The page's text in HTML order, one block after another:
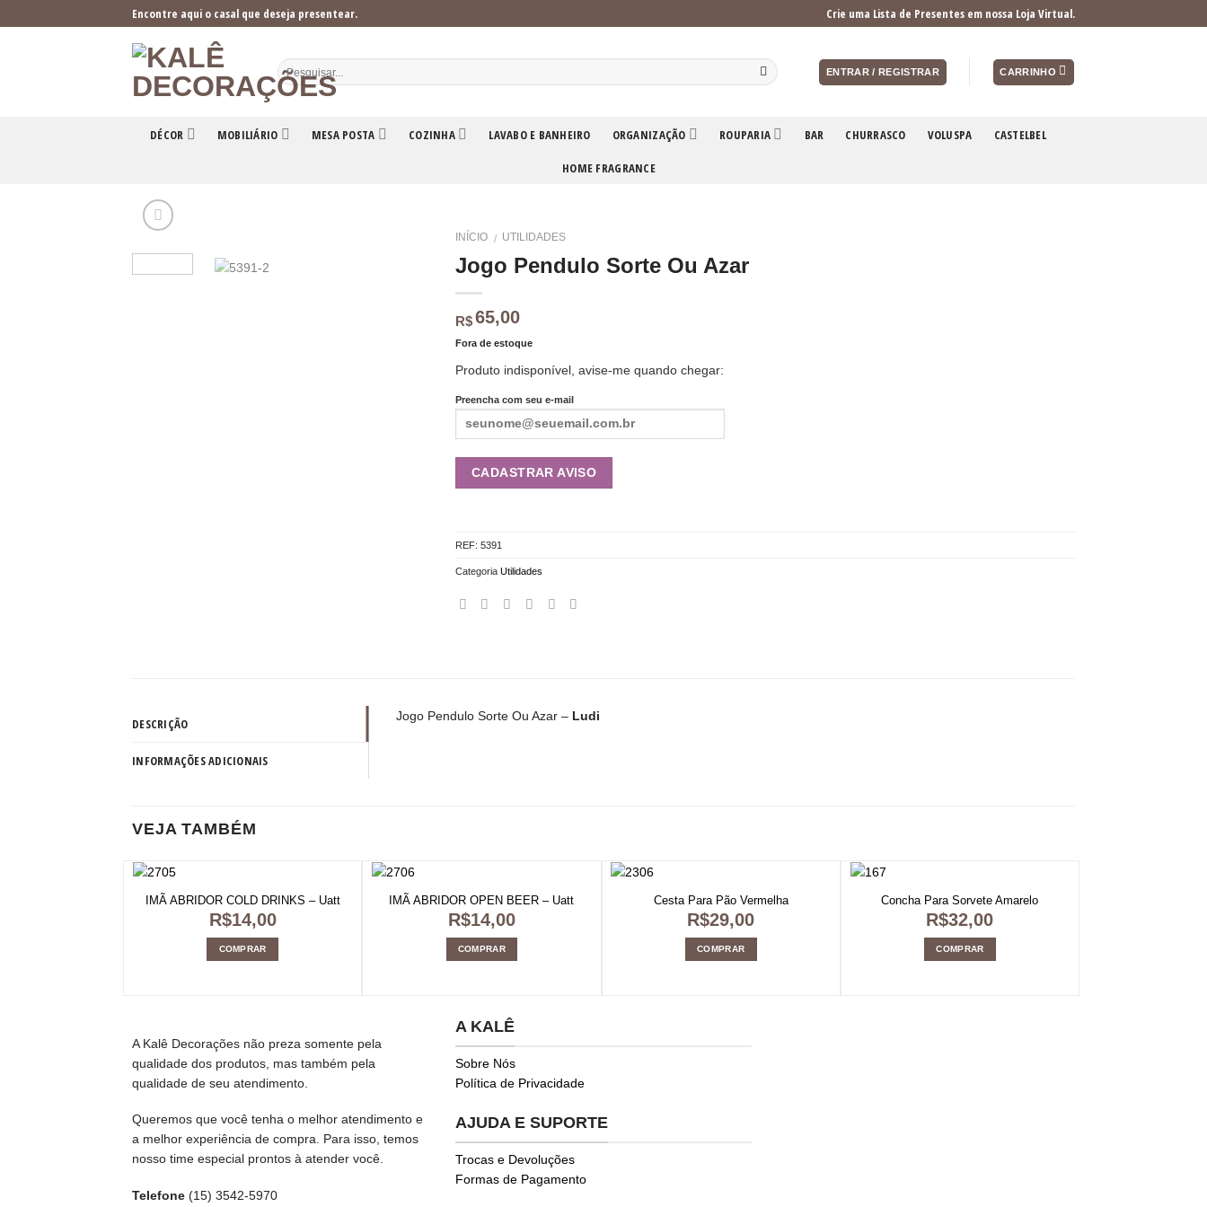
to
Encontre aqui o casal que deseja presentear. Crie uma Lista de Presentes em nossa Loja Virtual.
ENTRAR / REGISTRAR CARRINHO
DÉCOR MOBILIÁRIO MESA POSTA COZINHA LAVABO E BANHEIRO ORGANIZAÇÃO ROUPARIA BAR CHURRASCO VOLUSPA CASTELBEL
HOME FRAGRANCE
INÍCIO / UTILIDADES
Jogo Pendulo Sorte Ou Azar
R$65,00
Fora de estoque
Produto indisponível, avise-me quando chegar:
Preencha com seu e-mail
REF: 5391
Categoria Utilidades
DESCRIÇÃO
INFORMAÇÕES ADICIONAIS
Jogo Pendulo Sorte Ou Azar – Ludi
VEJA TAMBÉM
IMÃ ABRIDOR COLD DRINKS – Uatt
R$14,00
COMPRAR
IMÃ ABRIDOR OPEN BEER – Uatt
R$14,00
COMPRAR
Cesta Para Pão Vermelha
R$29,00
COMPRAR
Concha Para Sorvete Amarelo
R$32,00
COMPRAR
A Kalê Decorações não preza somente pela
qualidade dos produtos, mas também pela
qualidade de seu atendimento.
Queremos que você tenha o melhor atendimento e
a melhor experiência de compra. Para isso, temos
nosso time especial prontos à atender você.
Telefone (15) 3542-5970
A KALÊ
Sobre Nós
Política de Privacidade
AJUDA E SUPORTE
Trocas e Devoluções
Formas de Pagamento